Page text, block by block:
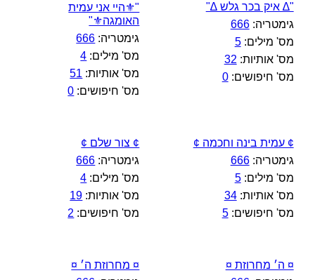
"∆ איק בכר גלש ∆"
גימטריה:666
מס' מילים:5
מס' אותיות: 32
מס' חיפושים:0
"⚜️היי אני עמית
האומגה⚜️"
גימטריה: 666
מס' מילים: 4
מס' אותיות: 51
מס' חיפושים: 0
¢ עמית בינה וחכמה ¢
גימטריה:666
מס' מילים:5
מס' אותיות:34
מס' חיפושים:5
¢ צור שלם ¢
גימטריה: 666
מס' מילים: 4
מס' אותיות: 19
מס' חיפושים: 2
¤ ה׳ מחרוזת ¤
¤ מחרוזת ה׳ ¤